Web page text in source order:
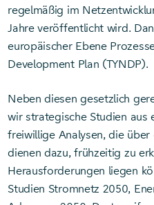
regelmäßig im
Jahre veröffentlicht wird.
europäischer Ebene
Development Plan (TYNDP).
Neben diesen gesetzlich
wir strategische Studien aus
freiwillige Analysen, die
dienen dazu, frühzeitig zu
Herausforderungen liegen
Studien Stromnetz 2050,